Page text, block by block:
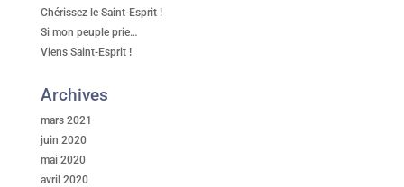
Chérissez le Saint-Esprit !
Si mon peuple prie…
Viens Saint-Esprit !
Archives
mars 2021
juin 2020
mai 2020
avril 2020